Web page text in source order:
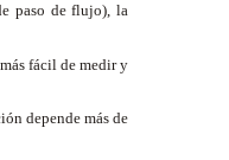
paso de flujo), la
fácil de medir y
depende más de